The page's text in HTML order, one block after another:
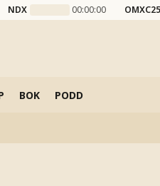
NDX 00:00:00 OMXC25
BOK PODD